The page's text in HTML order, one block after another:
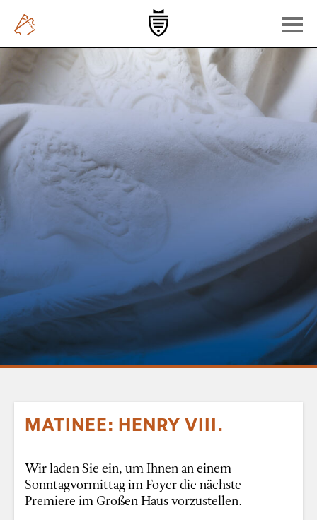
MATINEE: HENRY VIII.
Wir laden Sie ein, um Ihnen an einem
Sonntagvormittag im Foyer die nächste
Premiere im Großen Haus vorzustellen.